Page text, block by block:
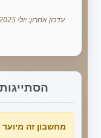
מחשבון זה